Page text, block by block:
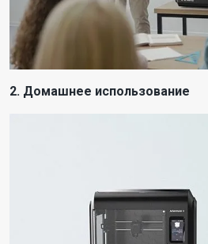
2. Домашнее использование